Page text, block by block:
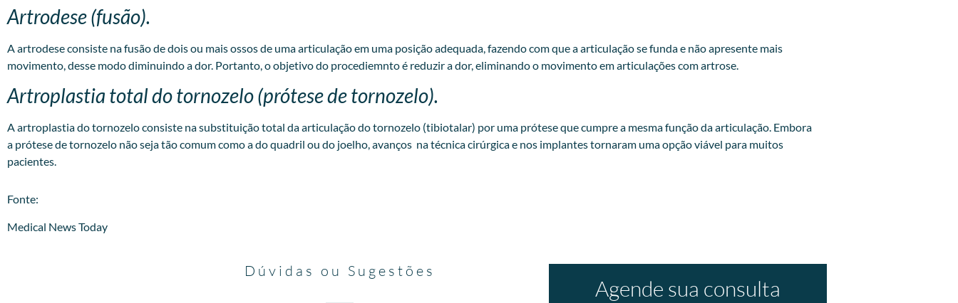
Artrodese (fusão).
A artrodese consiste na fusão de dois ou mais ossos de uma articulação em uma posição adequada, fazendo com que a articulação se funda e não apresente mais
movimento, desse modo diminuindo a dor. Portanto, o objetivo do procediemnto é reduzir a dor, eliminando o movimento em articulações com artrose.
Artroplastia total do tornozelo (prótese de tornozelo).
A artroplastia do tornozelo consiste na substituição total da articulação do tornozelo (tibiotalar) por uma prótese que cumpre a mesma função da articulação. Embora
a prótese de tornozelo não seja tão comum como a do quadril ou do joelho, avanços na técnica cirúrgica e nos implantes tornaram uma opção viável para muitos
pacientes.
​Fonte:
Medical News Today
Dúvidas ou Sugestões
Agende sua consulta